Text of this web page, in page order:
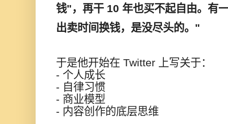
钱"， 再干 10 年也买不起自由。 有
出卖时间换钱，是没尽头的。"
于是他开始在 Twitter 上写关于：
- 个人成长
- 自律习惯
- 商业模型
- 内容创作的底层思维